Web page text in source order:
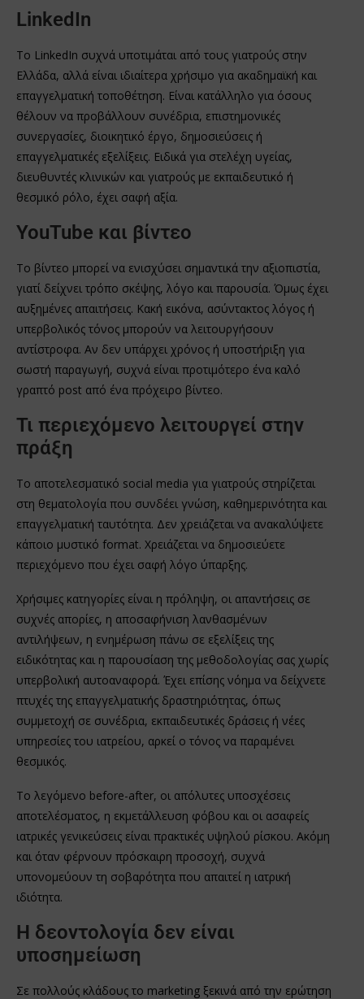
LinkedIn
Το LinkedIn συχνά υποτιμάται από τους γιατρούς στην
Ελλάδα, αλλά είναι ιδιαίτερα χρήσιμο για ακαδημαϊκή και
επαγγελματική τοποθέτηση. Είναι κατάλληλο για όσους
θέλουν να προβάλλουν συνέδρια, επιστημονικές
συνεργασίες, διοικητικό έργο, δημοσιεύσεις ή
επαγγελματικές εξελίξεις. Ειδικά για στελέχη υγείας,
διευθυντές κλινικών και γιατρούς με εκπαιδευτικό ή
θεσμικό ρόλο, έχει σαφή αξία.
YouTube και βίντεο
Το βίντεο μπορεί να ενισχύσει σημαντικά την αξιοπιστία,
γιατί δείχνει τρόπο σκέψης, λόγο και παρουσία. Όμως έχει
αυξημένες απαιτήσεις. Κακή εικόνα, ασύντακτος λόγος ή
υπερβολικός τόνος μπορούν να λειτουργήσουν
αντίστροφα. Αν δεν υπάρχει χρόνος ή υποστήριξη για
σωστή παραγωγή, συχνά είναι προτιμότερο ένα καλό
γραπτό post από ένα πρόχειρο βίντεο.
Τι περιεχόμενο λειτουργεί στην
πράξη
Το αποτελεσματικό social media για γιατρούς στηρίζεται
στη θεματολογία που συνδέει γνώση, καθημερινότητα και
επαγγελματική ταυτότητα. Δεν χρειάζεται να ανακαλύψετε
κάποιο μυστικό format. Χρειάζεται να δημοσιεύετε
περιεχόμενο που έχει σαφή λόγο ύπαρξης.
Χρήσιμες κατηγορίες είναι η πρόληψη, οι απαντήσεις σε
συχνές απορίες, η αποσαφήνιση λανθασμένων
αντιλήψεων, η ενημέρωση πάνω σε εξελίξεις της
ειδικότητας και η παρουσίαση της μεθοδολογίας σας χωρίς
υπερβολική αυτοαναφορά. Έχει επίσης νόημα να δείχνετε
πτυχές της επαγγελματικής δραστηριότητας, όπως
συμμετοχή σε συνέδρια, εκπαιδευτικές δράσεις ή νέες
υπηρεσίες του ιατρείου, αρκεί ο τόνος να παραμένει
θεσμικός.
Το λεγόμενο before-after, οι απόλυτες υποσχέσεις
αποτελέσματος, η εκμετάλλευση φόβου και οι ασαφείς
ιατρικές γενικεύσεις είναι πρακτικές υψηλού ρίσκου. Ακόμη
και όταν φέρνουν πρόσκαιρη προσοχή, συχνά
υπονομεύουν τη σοβαρότητα που απαιτεί η ιατρική
ιδιότητα.
Η δεοντολογία δεν είναι
υποσημείωση
Σε πολλούς κλάδους το marketing ξεκινά από την ερώτηση